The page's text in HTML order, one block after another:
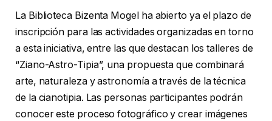
La Biblioteca Bizenta Mogel ha abierto ya el plazo de
inscripción para las actividades organizadas en torno
a esta iniciativa, entre las que destacan los talleres de
“Ziano-Astro-Tipia”, una propuesta que combinará
arte, naturaleza y astronomía a través de la técnica
de la cianotipia. Las personas participantes podrán
conocer este proceso fotográfico y crear imágenes